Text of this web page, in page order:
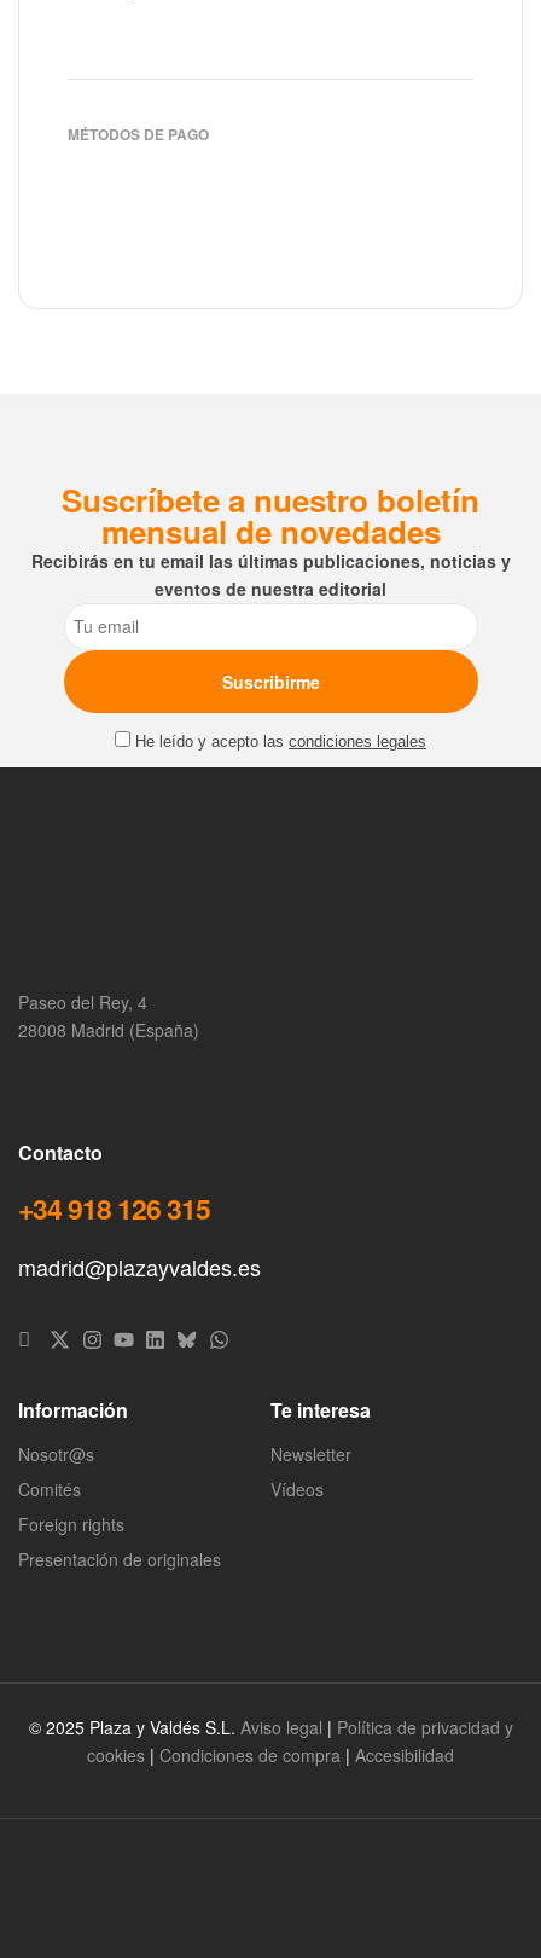
MÉTODOS DE PAGO
Suscríbete a nuestro boletín
mensual de novedades
Recibirás en tu email las últimas publicaciones, noticias y
eventos de nuestra editorial
Email
He leído y acepto las condiciones legales
Paseo del Rey, 4
28008 Madrid (España)
Contacto
+34 918 126 315
madrid@plazayvaldes.es
Información
Nosotr@s
Comités
Foreign rights
Presentación de originales
Te interesa
Newsletter
Vídeos
© 2025 Plaza y Valdés S.L. Aviso legal | Política de privacidad y
cookies | Condiciones de compra | Accesibilidad